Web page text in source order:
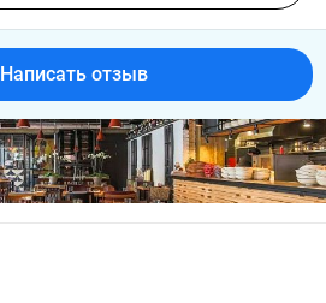
Написать отзыв